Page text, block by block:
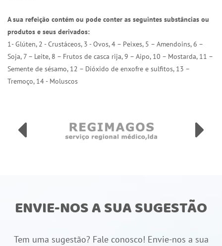
A sua refeição contém ou pode conter as seguintes substâncias ou
produtos e seus derivados:
1- Glúten, 2 - Crustáceos, 3 - Ovos, 4 – Peixes, 5 – Amendoins, 6 –
Soja, 7 – Leite, 8 – Frutos de casca rija, 9 – Aipo, 10 – Mostarda, 11 –
Semente de sésamo, 12 – Dióxido de enxofre e sulfitos, 13 –
Tremoço, 14 - Moluscos
ENVIE-NOS A SUA SUGESTÃO
Tem uma sugestão? Fale conosco! Envie-nos a sua